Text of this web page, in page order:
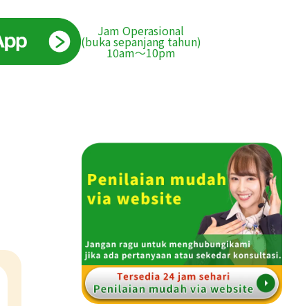
Jam Operasional
(buka sepanjang tahun)
10am〜10pm